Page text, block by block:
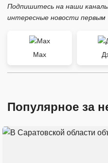
Подпишитесь на наши
интересные новости первым
Max
Популярное за